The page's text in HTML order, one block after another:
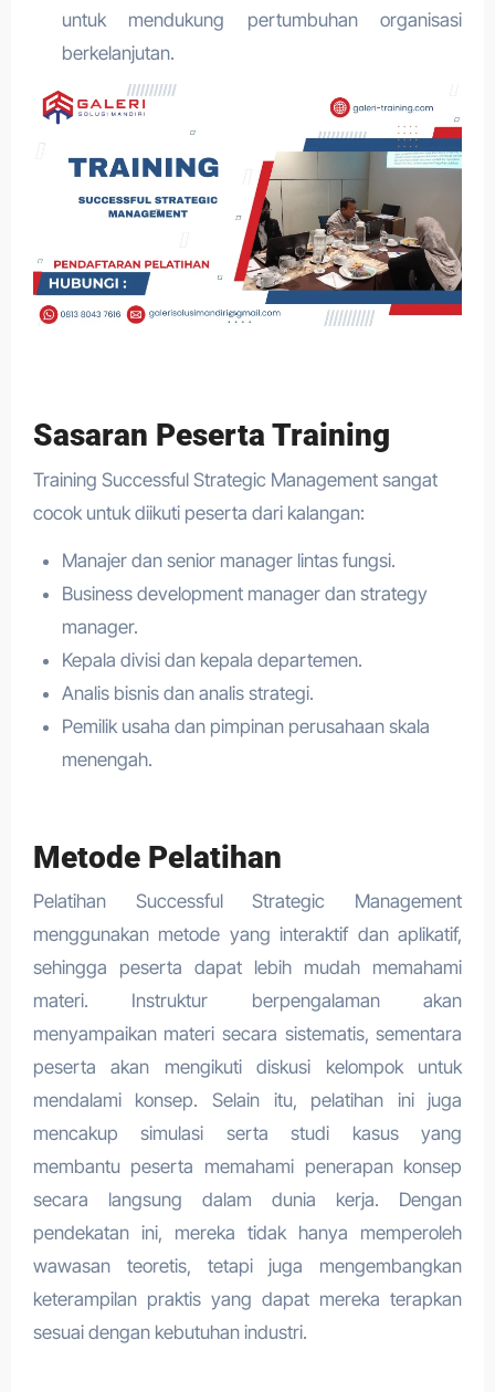
untuk mendukung pertumbuhan organisasi
berkelanjutan.
Sasaran Peserta Training
Training Successful Strategic Management sangat
cocok untuk diikuti peserta dari kalangan:
Manajer dan senior manager lintas fungsi.
Business development manager dan strategy
manager.
Kepala divisi dan kepala departemen.
Analis bisnis dan analis strategi.
Pemilik usaha dan pimpinan perusahaan skala
menengah.
Metode Pelatihan
Pelatihan Successful Strategic Management
menggunakan metode yang interaktif dan aplikatif,
sehingga peserta dapat lebih mudah memahami
materi. Instruktur berpengalaman akan
menyampaikan materi secara sistematis, sementara
peserta akan mengikuti diskusi kelompok untuk
mendalami konsep. Selain itu, pelatihan ini juga
mencakup simulasi serta studi kasus yang
membantu peserta memahami penerapan konsep
secara langsung dalam dunia kerja. Dengan
pendekatan ini, mereka tidak hanya memperoleh
wawasan teoretis, tetapi juga mengembangkan
keterampilan praktis yang dapat mereka terapkan
sesuai dengan kebutuhan industri.